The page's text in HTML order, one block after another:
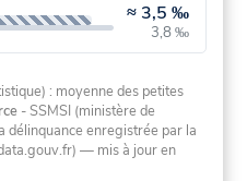
≈ 3,5 ‰
3,8 ‰
: moyenne des petites
- SSMSI (ministère de
délinquance enregistrée par la
— mis à jour en